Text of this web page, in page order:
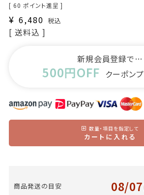
[ 60 ポイント進呈 ]
¥ 6,480 税込
送料込
新規会員登録で…
500円OFF クーポンプ
数量・項目を指定して
カートに入れる
商品発送の目安 08/